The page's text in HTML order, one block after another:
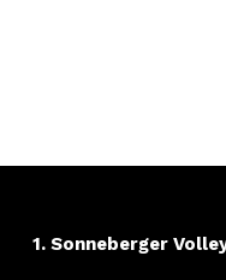
1. Sonneberger